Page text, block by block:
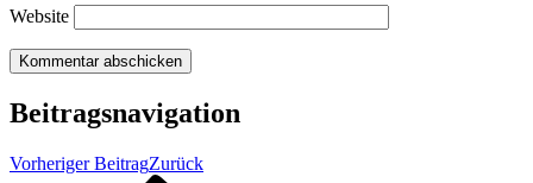
Website
Beitragsnavigation
Vorheriger BeitragZurück